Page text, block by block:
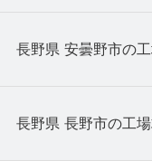
長野県 安曇野市の
長野県 長野市の工